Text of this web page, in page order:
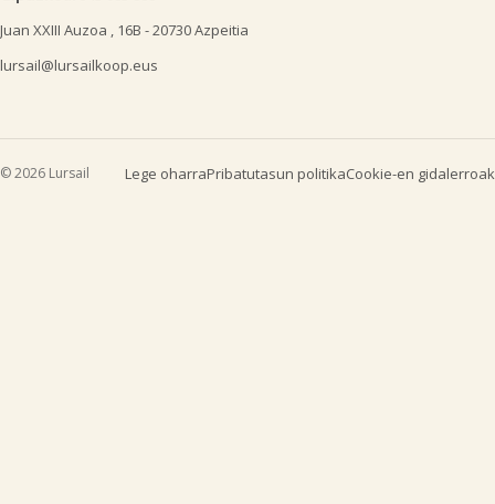
Juan XXIII Auzoa , 16B - 20730 Azpeitia
lursail@lursailkoop.eus
© 2026 Lursail Lege oharraPribatutasun politikaCookie-en gidalerroak